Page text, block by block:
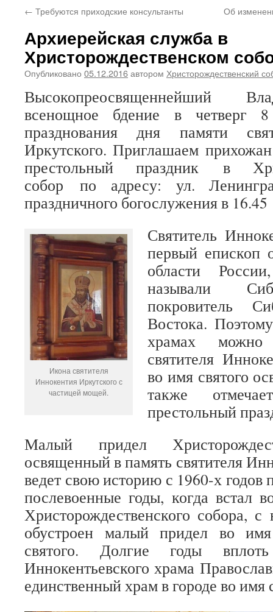
← Требуются приходские консультанты Об
Архиерейская служба в
Христорождественском
Опубликовано 05.12.2016автором Христорождественский
Высокопреосвященнейший
всенощное бдение в четверг
празднования дня памяти
Иркутского. Приглашаем
престольный праздник в
собор по адресу: ул.
праздничного богослужения в 16.45
Икона святителя
Иннокентия Иркутского с
частицей мощей.
Святитель
первый епископ
области
называли
покровитель
Востока.
храмах можно
святителя
во имя святого
также
престольный
Малый придел
освященный в память святителя
ведет свою историю с 1960-х годов
послевоенные годы, когда встал
Христорождественского собора,
обустроен малый придел во имя
святого. Долгие годы
Иннокентьевского храма
единственный храм в городе во имя